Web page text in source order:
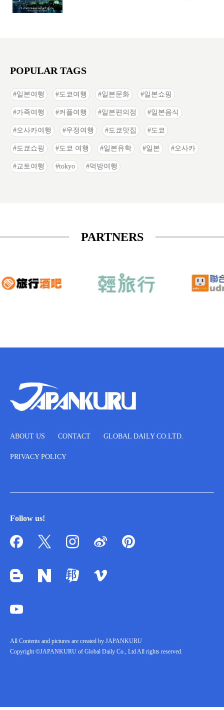
POPULAR TAGS
일본여행 도쿄여행 일본문화 일본쇼핑
가족여행 커플여행 일본편의점 일본음식
오사카여행 우정여행 도쿄맛집 도쿄
도쿄쇼핑 도쿄 여행 일본유학 일본 오사카
교토여행 tokyo 먹방여행
PARTNERS
ABOUT US CONTACT GLOBAL DAILY CO.LTD.
PRIVACY POLICY
Follow us!
All Contents and pictures are created by JAPANKURU
Copyright ©JAPANKURU of Global Daily Co., Ltd All rights reserved.